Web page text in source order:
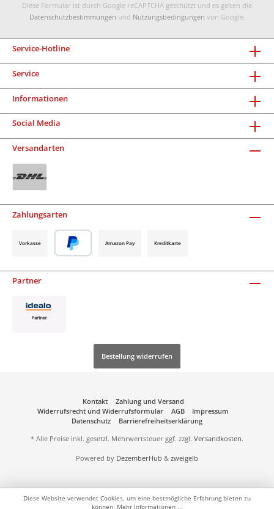
Diese Formular ist durch Google reCAPTCHA geschützt und es gelten die
Datenschutzbestimmungen und Nutzungsbedingungen von Google.
Service-Hotline
Service
Informationen
Social Media
Versandarten
Zahlungsarten
Vorkasse Amazon Pay Kreditkarte
Partner
Bestellung widerrufen
Kontakt
Zahlung und Versand
Widerrufsrecht und Widerrufsformular
AGB
Impressum
Datenschutz
Barrierefreiheitserklärung
* Alle Preise inkl. gesetzl. Mehrwertsteuer ggf. zzgl. Versandkosten.
Powered by DezemberHub & zweigelb
Diese Website verwendet Cookies, um eine bestmögliche Erfahrung bieten zu
können. Mehr Informationen ...